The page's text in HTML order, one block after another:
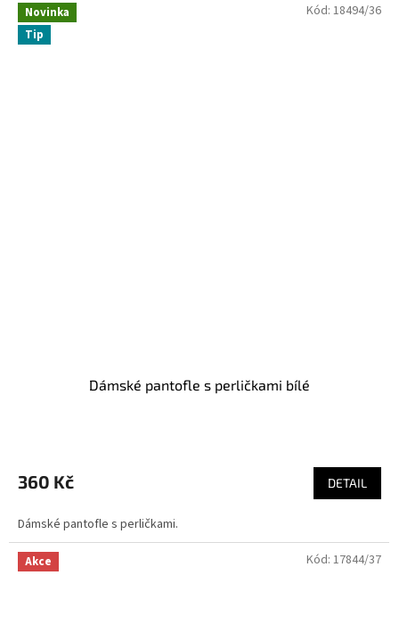
Novinka
Tip
Dámské pantofle s perličkami bílé
360 Kč DETAIL
Dámské pantofle s perličkami.
Kód: 18494/36
Akce Kód: 17844/37